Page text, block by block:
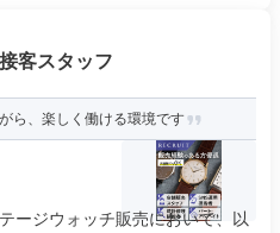
客スタッフ
ら、楽しく働ける環境です
ージウォッチ販売において、以